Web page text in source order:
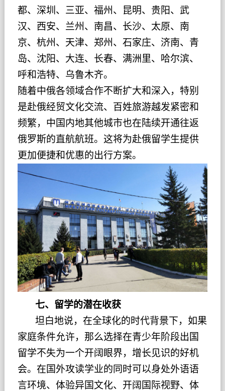
都、深圳、三亚、福州、昆明、贵阳、武
汉、西安、兰州、南昌、长沙、太原、南
京、杭州、天津、郑州、石家庄、济南、青
岛、沈阳、大连、长春、满洲里、哈尔滨、
呼和浩特、乌鲁木齐。
随着中俄各领域合作不断扩大和深入，特别
是赴俄经贸文化交流、百姓旅游越发紧密和
频繁，中国内地其他城市也在陆续开通往返
俄罗斯的直航航班。这将为赴俄留学生提供
更加便捷和优惠的出行方案。
七、留学的潜在收获
坦白地说，在全球化的时代背景下，如果
家庭条件允许，那么选择在青少年阶段出国
留学不失为一个开阔眼界，增长见识的好机
会。在国外攻读学业的同时可以身处外语语
言环境、体验异国文化、开阔国际视野、体